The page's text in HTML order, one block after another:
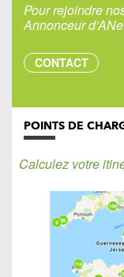
Pour rejoindre
Annonceur
CONTACT
POINTS DE
Calculez votre